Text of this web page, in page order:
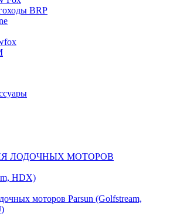
BRP
ЛОДОЧНЫХ МОТОРОВ
HDX)
моторов Parsun (Golfstream,